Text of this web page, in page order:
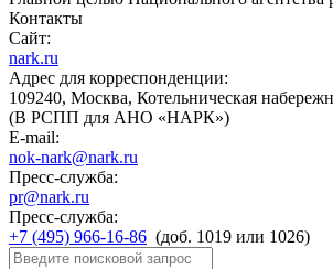
Контакты
Сайт:
nark.ru
Адрес для корреспонденции:
109240, Москва, Котельническая
(В РСПП для АНО «НАРК»)
E-mail:
nok-nark@nark.ru
Пресс-служба:
pr@nark.ru
Пресс-служба:
+7 (495) 966-16-86 (доб. 1019 или 1026)